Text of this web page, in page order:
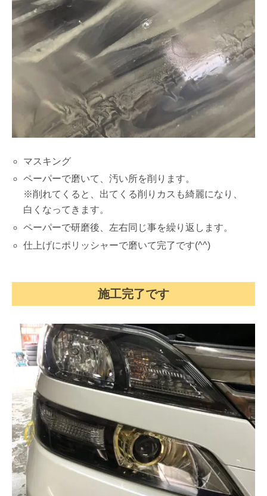
マスキング
ペーパーで磨いて、汚い所を削ります。
※削れてくると、出てくる削りカスも綺麗になり、
白くなってきます。
ペーパーで研磨後、左右同じ事を繰り返します。
仕上げにポリッシャーで磨いて完了です(^^)
施工完了です